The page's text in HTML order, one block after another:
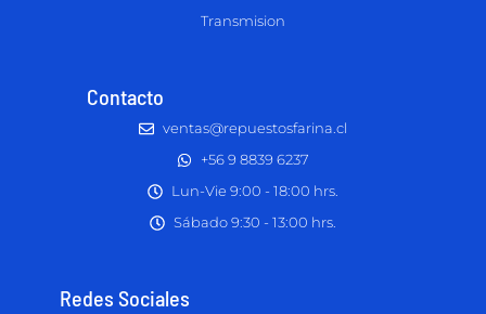
Transmision
Contacto
ventas@repuestosfarina.cl
+56 9 8839 6237
Lun-Vie 9:00 - 18:00 hrs.
Sábado 9:30 - 13:00 hrs.
Redes Sociales